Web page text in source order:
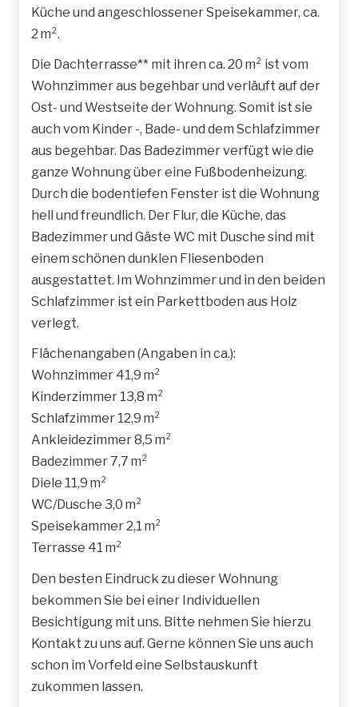
Küche und angeschlossener Speisekammer, ca.
2 m².
Die Dachterrasse** mit ihren ca. 20 m² ist vom
Wohnzimmer aus begehbar und verläuft auf der
Ost- und Westseite der Wohnung. Somit ist sie
auch vom Kinder -, Bade- und dem Schlafzimmer
aus begehbar. Das Badezimmer verfügt wie die
ganze Wohnung über eine Fußbodenheizung.
Durch die bodentiefen Fenster ist die Wohnung
hell und freundlich. Der Flur, die Küche, das
Badezimmer und Gäste WC mit Dusche sind mit
einem schönen dunklen Fliesenboden
ausgestattet. Im Wohnzimmer und in den beiden
Schlafzimmer ist ein Parkettboden aus Holz
verlegt.
Flächenangaben (Angaben in ca.):
Wohnzimmer 41,9 m²
Kinderzimmer 13,8 m²
Schlafzimmer 12,9 m²
Ankleidezimmer 8,5 m²
Badezimmer 7,7 m²
Diele 11,9 m²
WC/Dusche 3,0 m²
Speisekammer 2,1 m²
Terrasse 41 m²
Den besten Eindruck zu dieser Wohnung
bekommen Sie bei einer Individuellen
Besichtigung mit uns. Bitte nehmen Sie hierzu
Kontakt zu uns auf. Gerne können Sie uns auch
schon im Vorfeld eine Selbstauskunft
zukommen lassen.